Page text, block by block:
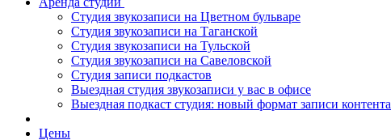
Студия звукозаписи на Цветном бульваре
Студия звукозаписи на Таганской
Студия звукозаписи на Тульской
Студия звукозаписи на Савеловской
Студия записи подкастов
Выездная студия звукозаписи у вас в офисе
Выездная подкаст студия: новый формат записи контента
Цены